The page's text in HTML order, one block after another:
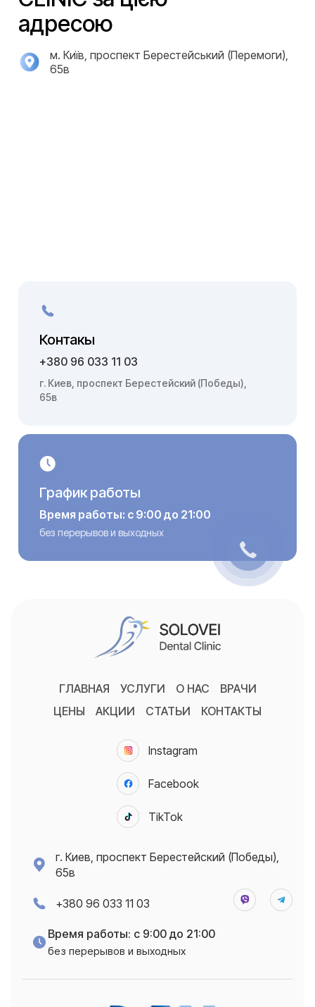
адресою
м. Київ, проспект Берестейський (Перемоги),
65в
Контакы
+380 96 033 11 03
г. Киев, проспект Берестейский (Победы),
65в
График работы
Время работы: с 9:00 до 21:00
без перерывов и выходных
ГЛАВНАЯ УСЛУГИ О НАС
ВРАЧИ
ЦЕНЫ
АКЦИИ СТАТЬИ КОНТАКТЫ
Instagram
Facebook
TikTok
г. Киев, проспект Берестейский (Победы),
65в
+380 96 033 11 03
Время работы: с 9:00 до 21:00
без перерывов и выходных